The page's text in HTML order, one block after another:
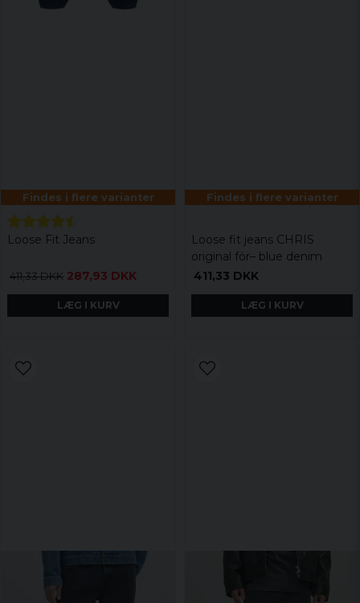
Findes i flere varianter
Loose Fit Jeans
411,33 DKK 287,93 DKK
LÆG I KURV
Findes i flere varianter
Loose fit jeans CHRIS
original för– blue denim
411,33 DKK
LÆG I KURV